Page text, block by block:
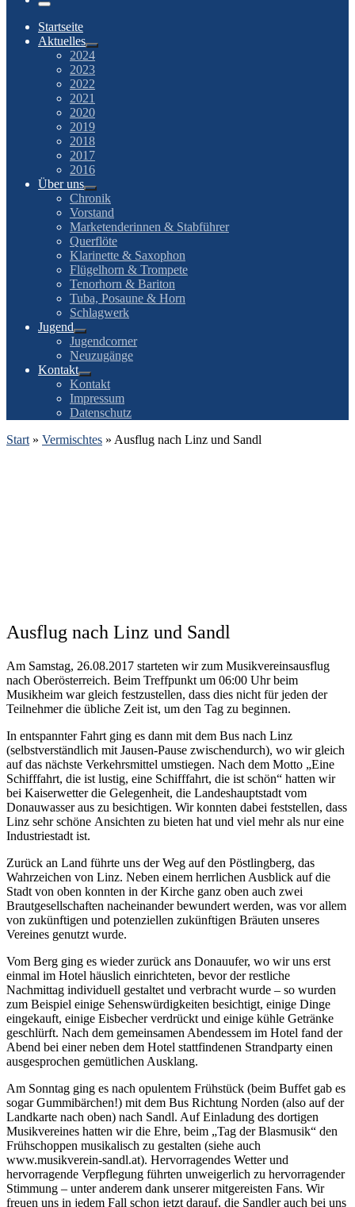
Menü
Startseite
Aktuelles
2024
2023
2022
2021
2020
2019
2018
2017
2016
Über uns
Chronik
Vorstand
Marketenderinnen & Stabführer
Querflöte
Klarinette & Saxophon
Flügelhorn & Trompete
Tenorhorn & Bariton
Tuba, Posaune & Horn
Schlagwerk
Jugend
Jugendcorner
Neuzugänge
Kontakt
Kontakt
Impressum
Datenschutz
Start » Vermischtes » Ausflug nach Linz und Sandl
Ausflug nach Linz und Sandl
Am Samstag, 26.08.2017 starteten wir zum Musikvereinsausflug
nach Oberösterreich. Beim Treffpunkt um 06:00 Uhr beim
Musikheim war gleich festzustellen, dass dies nicht für jeden der
Teilnehmer die übliche Zeit ist, um den Tag zu beginnen.
In entspannter Fahrt ging es dann mit dem Bus nach Linz
(selbstverständlich mit Jausen-Pause zwischendurch), wo wir gleich
auf das nächste Verkehrsmittel umstiegen. Nach dem Motto „Eine
Schifffahrt, die ist lustig, eine Schifffahrt, die ist schön“ hatten wir
bei Kaiserwetter die Gelegenheit, die Landeshauptstadt vom
Donauwasser aus zu besichtigen. Wir konnten dabei feststellen, dass
Linz sehr schöne Ansichten zu bieten hat und viel mehr als nur eine
Industriestadt ist.
Zurück an Land führte uns der Weg auf den Pöstlingberg, das
Wahrzeichen von Linz. Neben einem herrlichen Ausblick auf die
Stadt von oben konnten in der Kirche ganz oben auch zwei
Brautgesellschaften nacheinander bewundert werden, was vor allem
von zukünftigen und potenziellen zukünftigen Bräuten unseres
Vereines genutzt wurde.
Vom Berg ging es wieder zurück ans Donauufer, wo wir uns erst
einmal im Hotel häuslich einrichteten, bevor der restliche
Nachmittag individuell gestaltet und verbracht wurde – so wurden
zum Beispiel einige Sehenswürdigkeiten besichtigt, einige Dinge
eingekauft, einige Eisbecher verdrückt und einige kühle Getränke
geschlürft. Nach dem gemeinsamen Abendessem im Hotel fand der
Abend bei einer neben dem Hotel stattfindenen Strandparty einen
ausgesprochen gemütlichen Ausklang.
Am Sonntag ging es nach opulentem Frühstück (beim Buffet gab es
sogar Gummibärchen!) mit dem Bus Richtung Norden (also auf der
Landkarte nach oben) nach Sandl. Auf Einladung des dortigen
Musikvereines hatten wir die Ehre, beim „Tag der Blasmusik“ den
Frühschoppen musikalisch zu gestalten (siehe auch
www.musikverein-sandl.at). Hervorragendes Wetter und
hervorragende Verpflegung führten unweigerlich zu hervorragender
Stimmung – unter anderem dank unserer mitgereisten Fans. Wir
freuen uns in jedem Fall schon jetzt darauf, die Sandler auch bei uns